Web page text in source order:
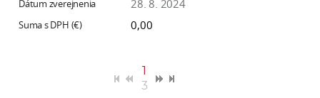
28. 8. 2024
0,00
1
3